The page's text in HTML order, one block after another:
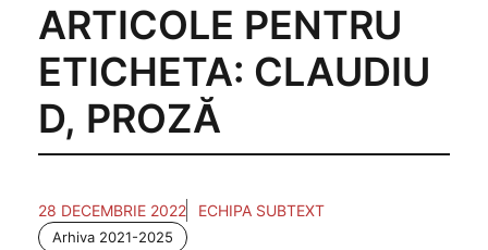
ARTICOLE PENTRU
ETICHETA: CLAUDIU
D, PROZĂ
28 DECEMBRIE 2022 ECHIPA SUBTEXT
Arhiva 2021-2025